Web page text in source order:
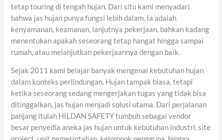
tetap touring di tengah hujan. Dari situ kami menyadari
bahwa jas hujan punya fungsi lebih dalam. Ia adalah
kenyamanan, keamanan, lanjutnya pekerjaan, bahkan kadang
menentukan apakah seseorang tetap hangat hingga sampai
rumah, atau melanjutkan pekerjaannya dengan baik.
Sejak 2011 kami belajar banyak mengenai kebutuhan hujan
dalam konteks perlindungan. Hujan tampak biasa, tetapi
ketika seseorang sedang mengerjakan tugas yang tidak bisa
ditinggalkan, jas hujan menjadi solusi utama. Dari perjalanan
panjang itulah HILDAN SAFETY tumbuh sebagai vendor
besar penyedia aneka jas hujan untuk kebutuhan industri, site